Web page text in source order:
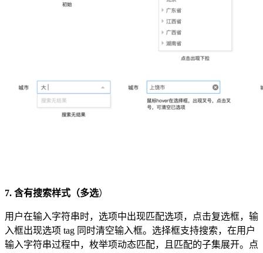
7. 含有搜索样式（多选）
用户在输入字符串时，选项中出现匹配选项，点击复选框，输
入框出现选项 tag 同时清空输入框。选择框支持搜索，在用户
输入字符串过程中，枚举项动态匹配，且匹配的子集展开。点